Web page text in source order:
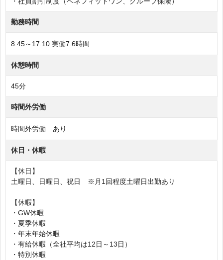
勤務時間
8:45～17:10 実働7.6時間
休憩時間
45分
時間外労働
時間外労働 あり
休日・休暇
【休日】
土曜日、日曜日、祝日 ※月1回程度土曜日出勤あり
【休暇】
・GW休暇
・夏季休暇
・年末年始休暇
・有給休暇（全社平均は12日～13日）
・特別休暇